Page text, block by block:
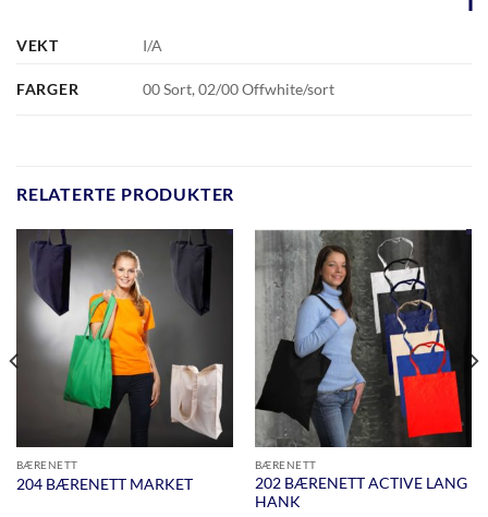
VEKT I/A
FARGER 00 Sort, 02/00 Offwhite/sort
RELATERTE PRODUKTER
BÆRENETT
204 BÆRENETT MARKET
BÆRENETT
202 BÆRENETT ACTIVE LANG
HANK